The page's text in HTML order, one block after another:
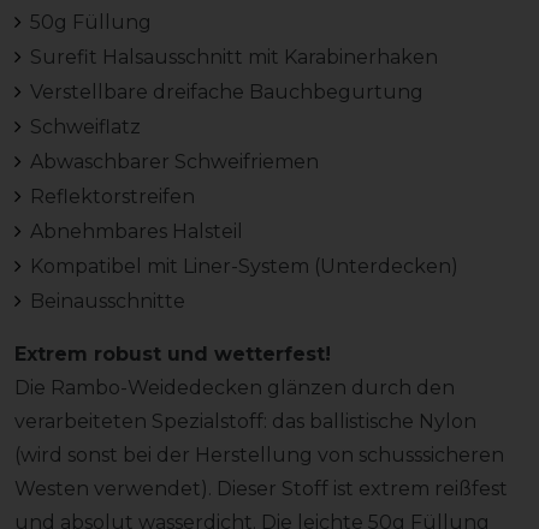
50g Füllung
Surefit Halsausschnitt mit Karabinerhaken
Verstellbare dreifache Bauchbegurtung
Schweiflatz
Abwaschbarer Schweifriemen
Reflektorstreifen
Abnehmbares Halsteil
Kompatibel mit Liner-System (Unterdecken)
Beinausschnitte
Extrem robust und wetterfest!
Die Rambo-Weidedecken glänzen durch den
verarbeiteten Spezialstoff: das ballistische Nylon
(wird sonst bei der Herstellung von schusssicheren
Westen verwendet). Dieser Stoff ist extrem reißfest
und absolut wasserdicht. Die leichte 50g Füllung